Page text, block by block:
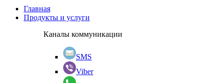
Главная
Продукты и услуги
Каналы коммуникации
SMS
Viber